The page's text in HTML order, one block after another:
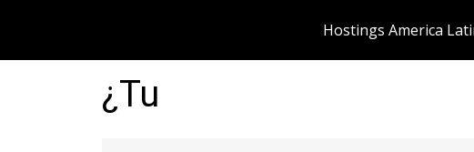
content
Hostings America
¿Tu